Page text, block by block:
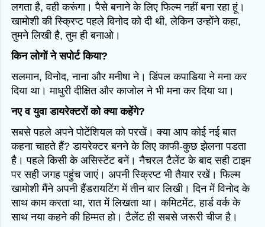
लगता है, वही करूंगा। पैसे बनाने के लिए फिल्म नहीं बना रहा हूं।
खामोशी की स्क्रिप्ट पहले विनोद को दी थी, लेकिन उन्होंने कहा,
तुमने लिखी है, तुम ही बनाओ।
किन लोगों ने सपोर्ट किया?
सलमान, विनोद, नाना और मनीषा ने। डिंपल कपाडिया ने मना कर
दिया था। माधुरी दीक्षित और काजोल ने भी मना कर दिया था।
नए व युवा डायरेक्टरों को क्या कहेंगे?
सबसे पहले अपने पोटेंशियल को परखें। क्या आप कोई नई बात
कहना चाहते हैं? डायरेक्टर बनने के लिए काफी-कुछ झेलना पडता
है। पहले किसी के असिस्टेंट बनें। नैचरल टैलेंट के बाद सही टाइम
पर सही जगह पहुंच जाएं। अपनी स्क्रिप्ट भी तैयार रखें। फिल्म
खामोशी मैंने अपनी हैंडरायटिंग में तीन बार लिखी। दिन में विनोद के
साथ काम करता था, रात में लिखता था। कमिटमेंट, हार्ड वर्क के
साथ नया कहने की हिम्मत हो। टैलेंट ही सबसे जरूरी चीज है।